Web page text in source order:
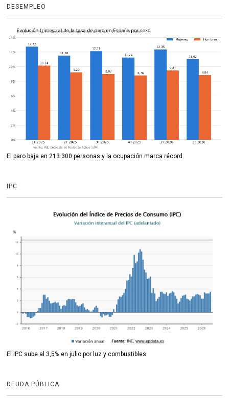
DESEMPLEO
El paro baja en 213.300 personas y la ocupación marca récord
IPC
El IPC sube al 3,5% en julio por luz y combustibles
DEUDA PÚBLICA